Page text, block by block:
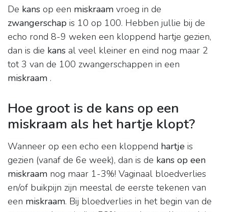
De kans op een miskraam vroeg in de
zwangerschap is 10 op 100. Hebben jullie bij de
echo rond 8-9 weken een kloppend hartje gezien,
dan is die kans al veel kleiner en eind nog maar 2
tot 3 van de 100 zwangerschappen in een
miskraam .
Hoe groot is de kans op een
miskraam als het hartje klopt?
Wanneer op een echo een kloppend hartje is
gezien (vanaf de 6e week), dan is de kans op een
miskraam nog maar 1-3%! Vaginaal bloedverlies
en/of buikpijn zijn meestal de eerste tekenen van
een miskraam. Bij bloedverlies in het begin van de